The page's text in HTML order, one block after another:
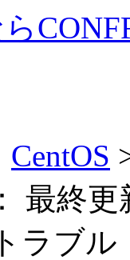
CentOS
最終更
ラブル